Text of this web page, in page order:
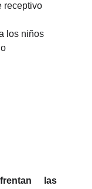
receptivo
los niños
las